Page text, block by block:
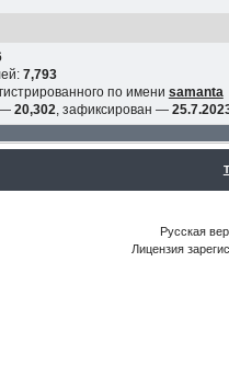
7,793
по имени samanta
— 20,302, зафиксирован —
Русская
Лицензия